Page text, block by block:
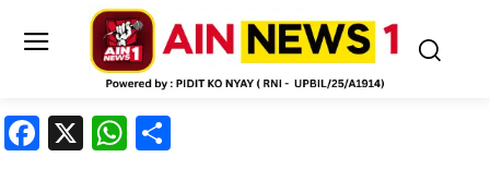
Facebook
X WhatsApp